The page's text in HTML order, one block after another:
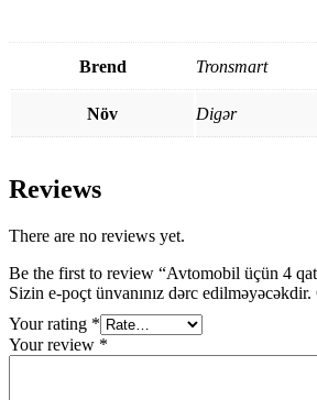
Brend Tronsmart
Növ Digər
Reviews
There are no reviews yet.
Be the first to review “Avtomobil üçün 4 qat
Sizin e-poçt ünvanınız dərc edilməyəcəkdir.
Your rating *
Your review *